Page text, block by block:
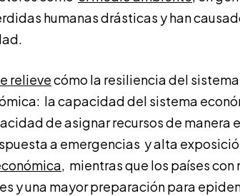
humanas drásticas y han
relievecómo la resiliencia del
la capacidad del sistema
de asignar recursos de manera
a emergencias y alta
, mientras que los países con
y una mayor preparación para